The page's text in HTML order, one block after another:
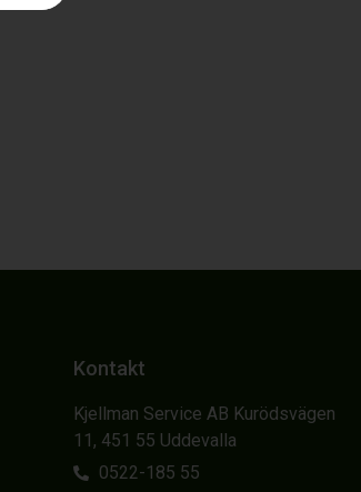
Kontakt
Kjellman Service AB Kurödsvägen
11, 451 55 Uddevalla
0522-185 55